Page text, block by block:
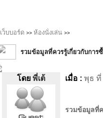
เว็บบอร์ด >> ห้องนั่งเล่น >>
รวมข้อมูลที่ควรรู้เกี่ยวกับการ
โดยพี่เต้ เมื่อ : พุธ ที่
รวมข้อมูลที่